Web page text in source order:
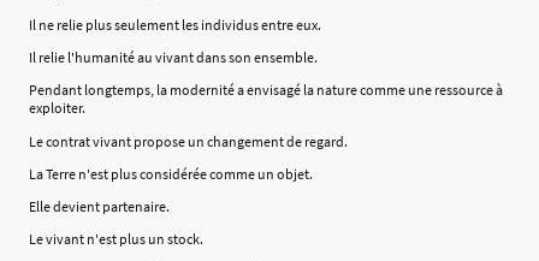
Il ne relie plus seulement les individus entre eux.
Il relie l'humanité au vivant dans son ensemble.
Pendant longtemps, la modernité a envisagé la nature comme une ressource à
exploiter.
Le contrat vivant propose un changement de regard.
La Terre n'est plus considérée comme un objet.
Elle devient partenaire.
Le vivant n'est plus un stock.